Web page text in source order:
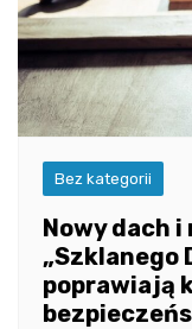
Bez kategorii
Nowy dach
„Szklanego
poprawiają